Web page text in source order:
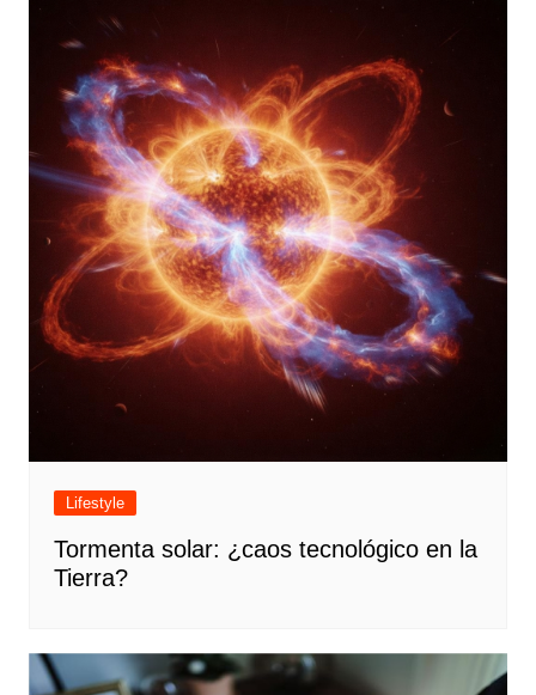
Lifestyle
Tormenta solar: ¿caos tecnológico en la
Tierra?